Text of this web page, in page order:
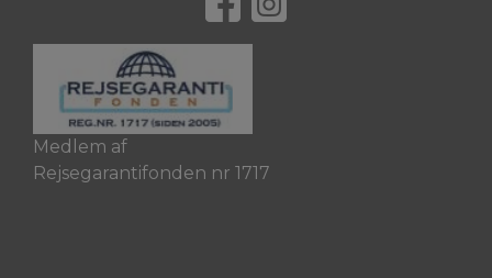
Medlem af
Rejsegarantifonden nr 1717